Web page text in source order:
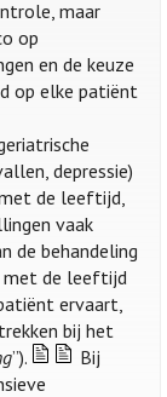
maar
op
en de keuze
op elke patiënt
depressie)
de leeftijd,
vaak
de behandeling
met de leeftijd
ervaart,
bij het
”).
Bij